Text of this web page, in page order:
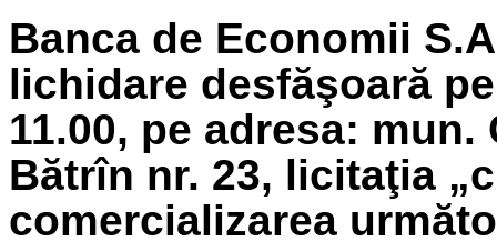
Banca de Economii
lichidare desfăşoară
11.00, pe adresa:
Bătrîn nr. 23, licitaţia
comercializarea